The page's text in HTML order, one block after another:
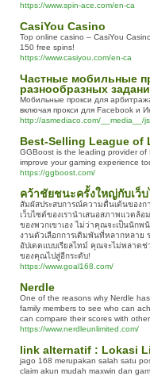
https://www.spin-ace.com/en-ca
CasiYou Casino
Top online casino – CasiYou
150 free spins!
https://www.casiyou.com/en-ca
Частные мобильные
разнообразных
Мобильные прокси для
включая прокси для Facebook и
http://asmediaco.com/__media__/
Best-Selling League of
GGBoost is the leading provider
improve your gaming experience
https://ggboost.com/
คว้าชัยชนะครั้งใหญ่กับเว็
สัมผัสประสบการณ์ความตื่นเต้นของ
เว็บไซต์ของเรานำเสนอสภาพแวดล้
ของพวกเขาเอง ไม่ว่าคุณจะเป็นนักพ
งานตัวเลือกการเดิมพันที่หลากหลาย
อัปเดตแบบเรียลไทม์ คุณจะไม่พลาดช่
ของคุณไปสู่อีกระดับ!
https://www.goal168.com/
Nerdle
One of the reasons why Nerdle
family members to see who can
can compare their scores with
https://www.nerdleunlimited.com/
link alternatif : Lokasi
jago 168 merupakan salah satu
claim akun mudah maxwin dan